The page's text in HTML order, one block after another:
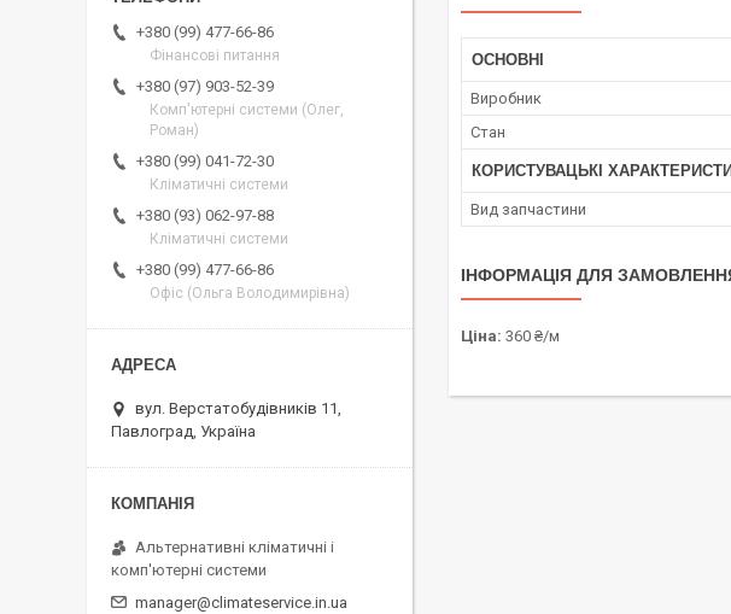
ОСНОВНІ
Виробник
Стан
КОРИСТУВАЦЬКІ
Вид запчастини
ІНФОРМАЦІЯ ДЛЯ
Ціна: 360 ₴/м
+380 (99) 477-66-86
Фінансові питання
+380 (97) 903-52-39
Комп'ютерні системи (Олег,
Роман)
+380 (99) 041-72-30
Кліматичні системи
+380 (93) 062-97-88
Кліматичні системи
+380 (99) 477-66-86
Офіс (Ольга Володимирівна)
вул. Верстатобудівників 11,
Павлоград, Україна
Альтернативні кліматичні і
комп'ютерні системи
manager@climateservice.in.ua